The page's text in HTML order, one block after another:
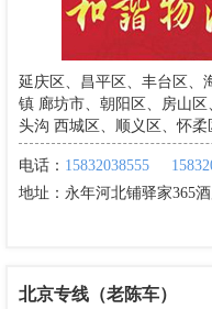
延庆区、昌平区、丰台区、
镇 廊坊市、朝阳区、房山
头沟 西城区、顺义区、怀
电话： 15832038555
地址： 永年河北铺驿家365
北京专线（老陈车）